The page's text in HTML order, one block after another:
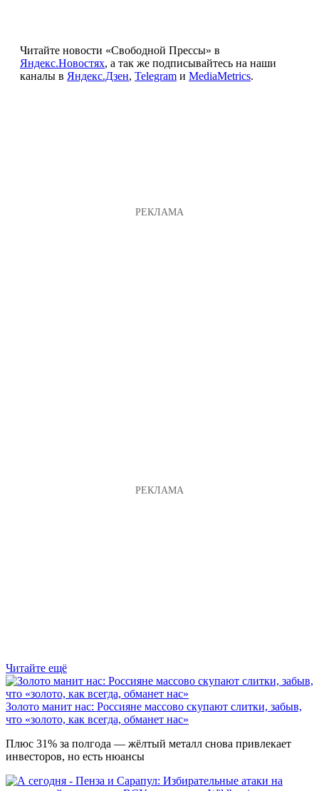
Читайте новости «Свободной Прессы» в
Яндекс.Новостях, а так же подписывайтесь на наши
каналы в Яндекс.Дзен, Telegram и MediaMetrics.
Читайте ещё
Золото манит нас: Россияне массово скупают слитки, забыв,
что «золото, как всегда, обманет нас»
Плюс 31% за полгода — жёлтый металл снова привлекает
инвесторов, но есть нюансы